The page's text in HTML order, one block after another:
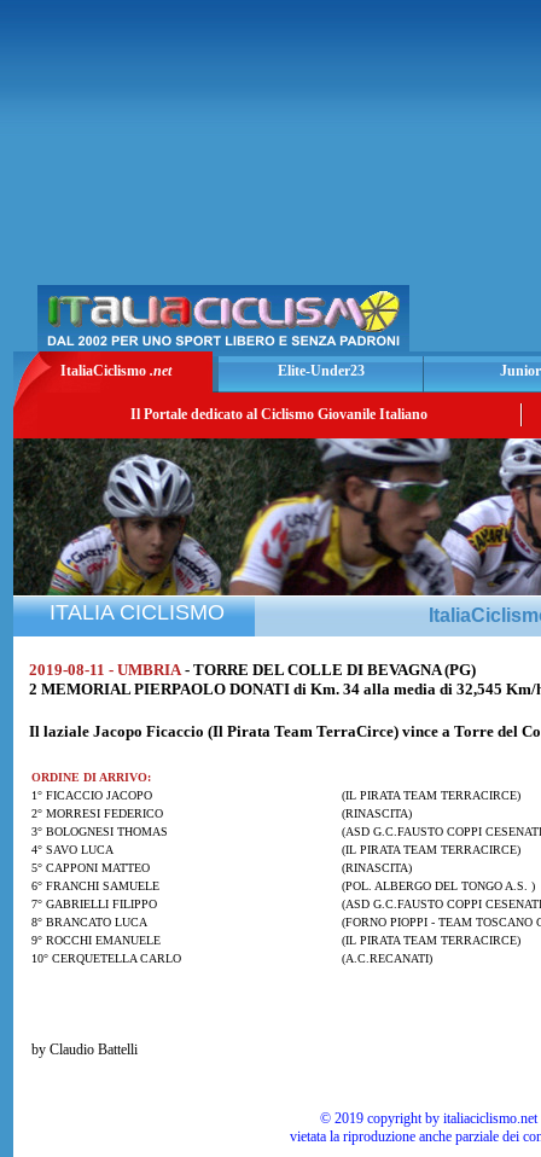
ItaliaCiclismo .net Elite-Under23
Il Portale dedicato al Ciclismo Giovanile Italiano
ITALIA CICLISMO
2019-08-11 - UMBRIA - TORRE DEL COLLE DI BEVAGNA (PG)
2 MEMORIAL PIERPAOLO DONATI di Km. 34 alla media di 32,545 Km/
Il laziale Jacopo Ficaccio (Il Pirata Team TerraCirce) vince a Torre del
ORDINE DI ARRIVO:
1° FICACCIO JACOPO
(IL PIRATA TEAM TERRACIRCE)
2° MORRESI FEDERICO
(RINASCITA)
3° BOLOGNESI THOMAS
(ASD G.C.FAUSTO COPPI
4° SAVO LUCA
(IL PIRATA TEAM TERRACIRCE)
5° CAPPONI MATTEO
(RINASCITA)
6° FRANCHI SAMUELE
(POL. ALBERGO DEL TONGO A.S. )
7° GABRIELLI FILIPPO
(ASD G.C.FAUSTO COPPI
8° BRANCATO LUCA
(FORNO PIOPPI - TEAM TOSCANO
9° ROCCHI EMANUELE
(IL PIRATA TEAM TERRACIRCE)
10° CERQUETELLA CARLO
(A.C.RECANATI)
by Claudio Battelli
© 2019 copyright by
vietata la riproduzione anche parziale dei